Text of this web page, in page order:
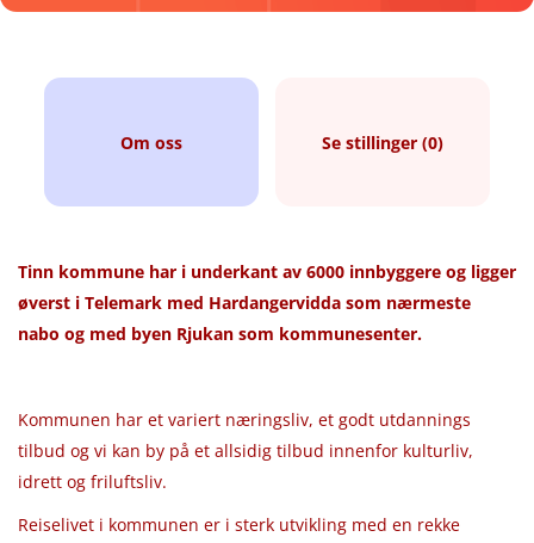
Om oss Se stillinger (0)
Tinn kommune har i underkant av 6000 innbyggere og ligger
øverst i Telemark med Hardangervidda som nærmeste
nabo og med byen Rjukan som kommunesenter.
Kommunen har et variert næringsliv, et godt utdannings
tilbud og vi kan by på et allsidig tilbud innenfor kulturliv,
idrett og friluftsliv.
Reiselivet i kommunen er i sterk utvikling med en rekke